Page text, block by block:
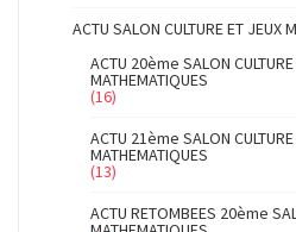
ACTU SALON CULTURE ET JEUX
ACTU 20ème SALON
MATHEMATIQUES
(16)
ACTU 21ème SALON
MATHEMATIQUES
(13)
ACTU RETOMBEES 20ème